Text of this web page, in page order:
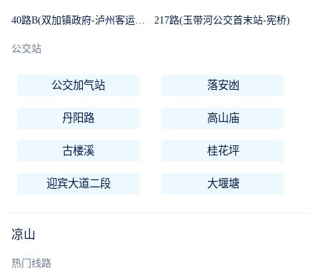
40路B(双加镇政府-泸州客运中心站) 217路(玉带河公交首末站-宪桥)
公交站
公交加气站 落安凼
丹阳路 高山庙
古楼溪 桂花坪
迎宾大道二段 大堰塘
凉山
热门线路